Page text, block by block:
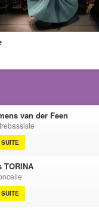
van der Feen
TORINA